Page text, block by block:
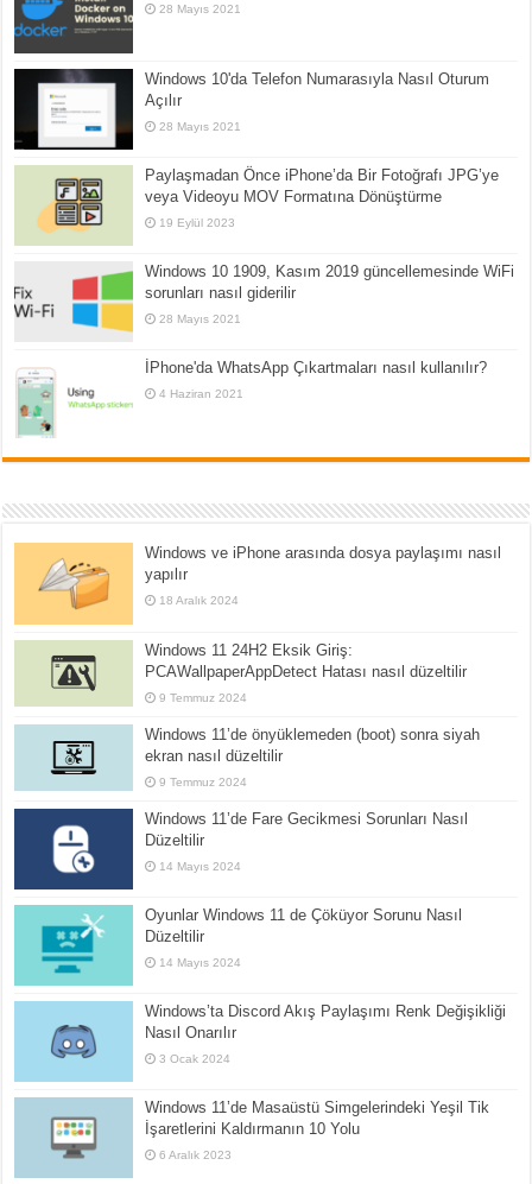
28 Mayıs 2021
Windows 10'da Telefon Numarasıyla Nasıl Oturum
Açılır
28 Mayıs 2021
Paylaşmadan Önce iPhone’da Bir Fotoğrafı JPG’ye
veya Videoyu MOV Formatına Dönüştürme
19 Eylül 2023
Windows 10 1909, Kasım 2019 güncellemesinde WiFi
sorunları nasıl giderilir
28 Mayıs 2021
İPhone'da WhatsApp Çıkartmaları nasıl kullanılır?
4 Haziran 2021
Windows ve iPhone arasında dosya paylaşımı nasıl
yapılır
18 Aralık 2024
Windows 11 24H2 Eksik Giriş:
PCAWallpaperAppDetect Hatası nasıl düzeltilir
9 Temmuz 2024
Windows 11’de önyüklemeden (boot) sonra siyah
ekran nasıl düzeltilir
9 Temmuz 2024
Windows 11’de Fare Gecikmesi Sorunları Nasıl
Düzeltilir
14 Mayıs 2024
Oyunlar Windows 11 de Çöküyor Sorunu Nasıl
Düzeltilir
14 Mayıs 2024
Windows’ta Discord Akış Paylaşımı Renk Değişikliği
Nasıl Onarılır
3 Ocak 2024
Windows 11’de Masaüstü Simgelerindeki Yeşil Tik
İşaretlerini Kaldırmanın 10 Yolu
6 Aralık 2023